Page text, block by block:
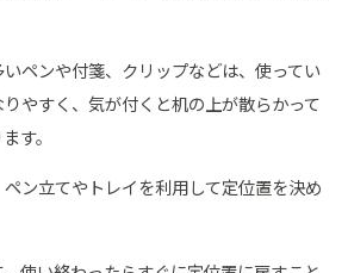
ペンや付箋、クリップなどは、使ってい
やすく、気が付くと机の上が散らかって
す。
ン立てやトレイを利用して定位置を決め